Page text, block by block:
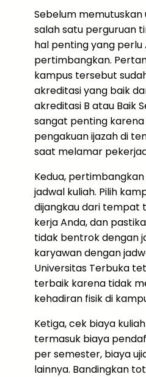
Sebelum
salah satu perguruan
hal penting yang perlu
pertimbangkan.
kampus tersebut
akreditasi yang baik
akreditasi B atau Baik
sangat penting
pengakuan ijazah di
saat melamar
Kedua,
jadwal kuliah. Pilih
dijangkau dari tempat
kerja Anda, dan
tidak bentrok dengan
karyawan dengan
Universitas Terbuka
terbaik karena tidak
kehadiran fisik di
Ketiga, cek biaya
termasuk biaya
per semester, biaya
lainnya. Bandingkan